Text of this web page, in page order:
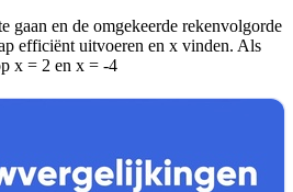
gaan en de omgekeerde rekenvolgorde
efficiënt uitvoeren en x vinden. Als
x = 2 en x = -4